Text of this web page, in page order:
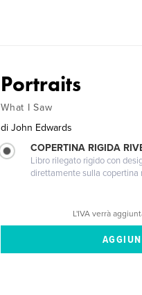
Portraits
What I Saw
di John Edwards
COPERTINA RIGIDA
Libro rilegato rigido con
direttamente sulla copertina
L'IVA verrà